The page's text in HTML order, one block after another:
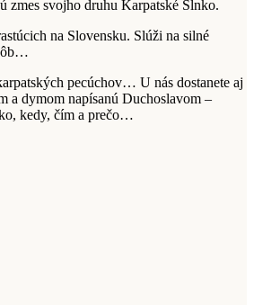
zmes svojho druhu Karpatské Slnko.
na Slovensku. Slúži na silné
pecúchov… U nás dostanete aj
a dymom napísanú Duchoslavom –
kedy, čím a prečo…